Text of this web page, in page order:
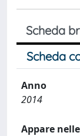
Scheda
Scheda
Anno
2014
Appare